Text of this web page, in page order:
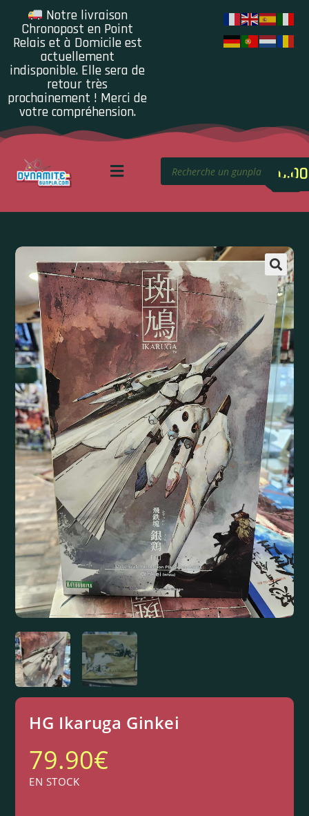
Notre livraison
Chronopost en Point
Relais et à Domicile est
actuellement
indisponible. Elle sera de
retour très
prochainement ! Merci de
votre compréhension.
0.00
HG Ikaruga Ginkei
79.90€
EN STOCK